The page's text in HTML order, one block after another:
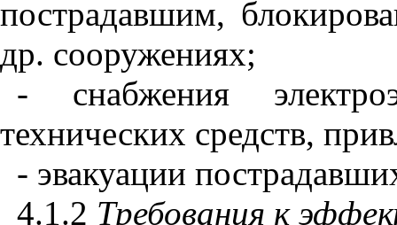
пострадавшим,
др. сооружениях;
- снабжения
технических средств,
- эвакуации
4.1.2 Требования к